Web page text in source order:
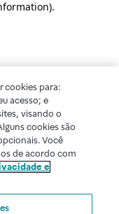
.
cookies para:
acesso; e
visando o
cookies são
Você
de acordo com
e